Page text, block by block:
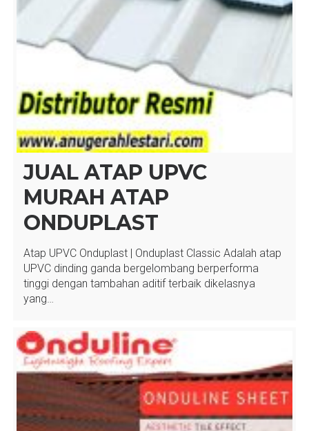
JUAL ATAP UPVC
MURAH ATAP
ONDUPLAST
Atap UPVC Onduplast | Onduplast Classic Adalah atap
UPVC dinding ganda bergelombang berperforma
tinggi dengan tambahan aditif terbaik dikelasnya
yang…